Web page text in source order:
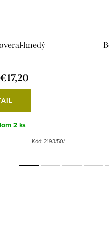
hnedý
€17,20
2 ks
Kód: 2193/50/